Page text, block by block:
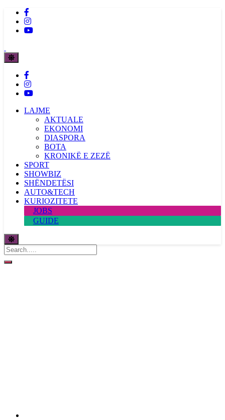
LAJME
AKTUALE
EKONOMI
DIASPORA
BOTA
KRONIKË E ZEZË
SPORT
SHOWBIZ
SHËNDETËSI
AUTO&TECH
KURIOZITETE
JOBS
GUIDE